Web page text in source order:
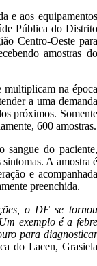
e aos equipamentos
Pública do Distrito
Centro-Oeste para
amostras do
multiplicam na época
a uma demanda
próximos. Somente
600 amostras.
sangue do paciente,
A amostra é
e acompanhada
preenchida.
o DF se tornou
exemplo é a febre
para diagnosticar
do Lacen, Grasiela